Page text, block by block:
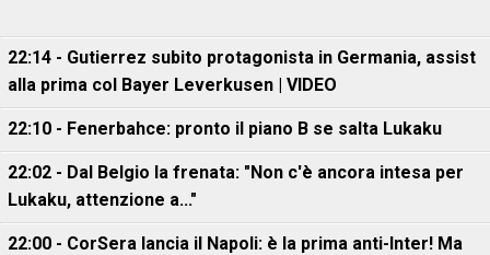
22:14 - Gutierrez subito protagonista in Germania, assist
alla prima col Bayer Leverkusen | VIDEO
22:10 - Fenerbahce: pronto il piano B se salta Lukaku
22:02 - Dal Belgio la frenata: "Non c'è ancora intesa per
Lukaku, attenzione a..."
22:00 - CorSera lancia il Napoli: è la prima anti-Inter! Ma